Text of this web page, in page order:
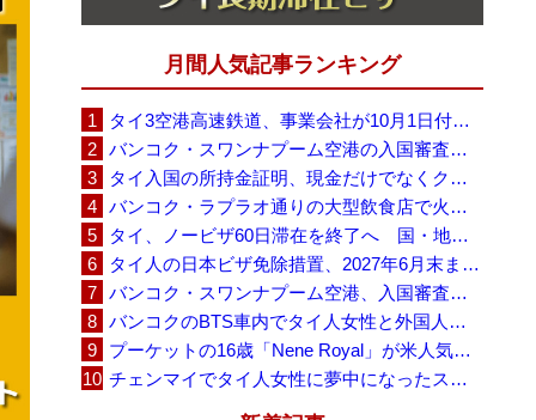
月間人気記事ランキング
タイ3空港高速鉄道、事業会社が10月1日付の契約終了を通知 「現時点での撤退決定ではない」
バンコク・スワンナプーム空港の入国審査に長蛇の列、SNSで「3～4時間待ち」との投稿が拡散
タイ入国の所持金証明、現金だけでなくクレジットカードや銀行明細も提示可能
バンコク・ラプラオ通りの大型飲食店で火災、27人死亡・多数負傷
タイ、ノービザ60日滞在を終了へ 国・地域別に30日・15日へ再編
タイ人の日本ビザ免除措置、2027年6月末まで延長 不安広がる中でひとまず安堵
バンコク・スワンナプーム空港、入国審査で2～3時間待ちの時間帯も 審査厳格化と人員不足が影響か
バンコクのBTS車内でタイ人女性と外国人学生グループが口論、騒音めぐる動画が拡散
プーケットの16歳「Nene Royal」が米人気番組で圧巻の演奏、審査員4人全員が「Yes」
チェンマイでタイ人女性に夢中になったスウェーデン人男性、全財産を失い捨てられる